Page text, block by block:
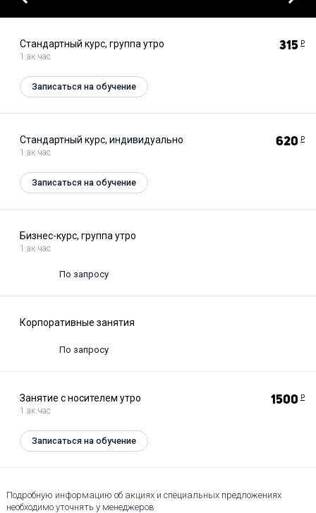
Стандартный курс, группа утро
1 ак.час
315 Р
Записаться на обучение
Стандартный курс, индивидуально
1 ак.час
620 Р
Записаться на обучение
Бизнес-курс, группа утро
1 ак.час
По запросу
Корпоративные занятия
По запросу
Занятие с носителем утро
1 ак.час
1500 Р
Записаться на обучение
Подробную информацию об акциях и специальных предложениях
необходимо уточнять у менеджеров